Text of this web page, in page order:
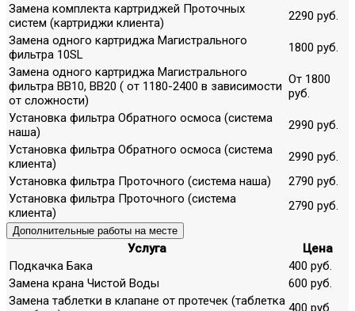
Замена комплекта картриджей Проточных
систем (картриджи клиента)
2290 руб.
Замена одного картриджа Магистрального
фильтра 10SL
1800 руб.
Замена одного картриджа Магистрального
фильтра ВВ10, ВВ20 ( от 1180-2400 в зависимости
от сложности)
От 1800
руб.
Установка фильтра Обратного осмоса (система
наша)
2990 руб.
Установка фильтра Обратного осмоса (система
клиента)
2990 руб.
Установка фильтра Проточного (система наша)
2790 руб.
Установка фильтра Проточного (система
клиента)
2790 руб.
Дополнительные работы на месте
Услуга
Цена
Подкачка Бака
400 руб.
Замена крана Чистой Воды
600 руб.
Замена таблетки в клапане от протечек (таблетка 400 руб.